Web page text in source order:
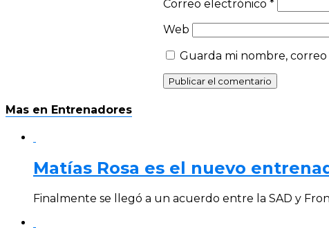
Correo electrónico *
Web
Guarda mi nombre,
Mas en Entrenadores
Matías Rosa es el nuevo
Finalmente se llegó a un acuerdo entre la SAD y